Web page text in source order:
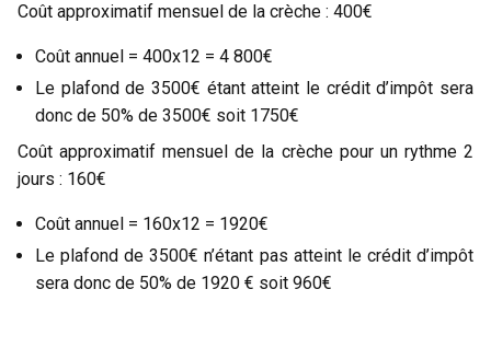
Coût approximatif mensuel de la crèche : 400€
Coût annuel = 400x12 = 4 800€
Le plafond de 3500€ étant atteint le crédit d’impôt sera
donc de 50% de 3500€ soit 1750€
Coût approximatif mensuel de la crèche pour un rythme 2
jours : 160€
Coût annuel = 160x12 = 1920€
Le plafond de 3500€ n’étant pas atteint le crédit d’impôt
sera donc de 50% de 1920 € soit 960€